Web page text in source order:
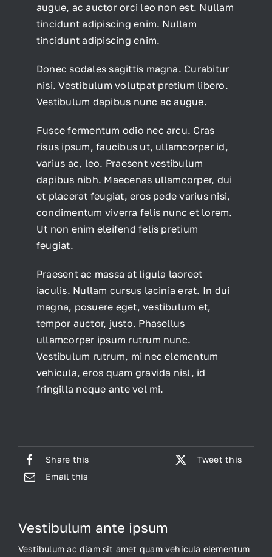
Vestibulum ante ipsum
Vestibulum ac diam sit amet quam vehicula elementum
augue, ac auctor orci leo non est. Nullam
tincidunt adipiscing enim. Nullam
tincidunt adipiscing enim.
Donec sodales sagittis magna. Curabitur
nisi. Vestibulum volutpat pretium libero.
Vestibulum dapibus nunc ac augue.
Fusce fermentum odio nec arcu. Cras
risus ipsum, faucibus ut, ullamcorper id,
varius ac, leo. Praesent vestibulum
dapibus nibh. Maecenas ullamcorper, dui
et placerat feugiat, eros pede varius nisi,
condimentum viverra felis nunc et lorem.
Ut non enim eleifend felis pretium
feugiat.
Praesent ac massa at ligula laoreet
iaculis. Nullam cursus lacinia erat. In dui
magna, posuere eget, vestibulum et,
tempor auctor, justo. Phasellus
ullamcorper ipsum rutrum nunc.
Vestibulum rutrum, mi nec elementum
vehicula, eros quam gravida nisl, id
fringilla neque ante vel mi.
Share this
Tweet this
Email this